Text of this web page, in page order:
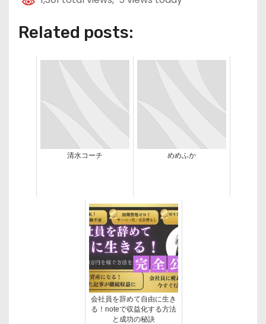
Related posts:
清水コーチ めめふか
会社員を辞めて自由に生き
る！noteで収益化する方法
と成功の秘訣